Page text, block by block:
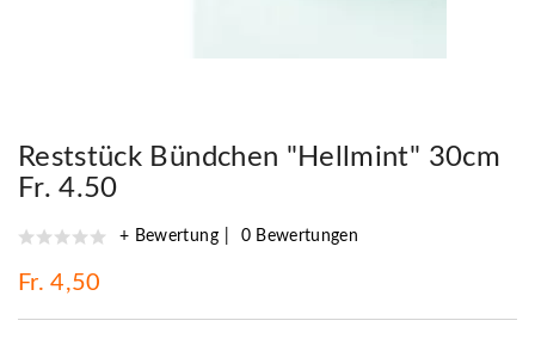
Reststück Bündchen "Hellmint" 30cm
Fr. 4.50
+ Bewertung 0 Bewertungen
Fr. 4,50